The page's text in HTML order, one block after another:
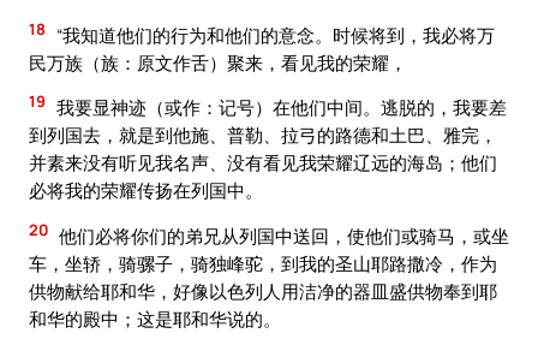
18
“我知道他们的行为和他们的意念。时候将到，我必将万
民万族（族：原文作舌）聚来，看见我的荣耀，
19 我要显神迹（或作：记号）在他们中间。逃脱的，我要差
到列国去，就是到他施、普勒、拉弓的路德和土巴、雅完，
并素来没有听见我名声、没有看见我荣耀辽远的海岛；他们
必将我的荣耀传扬在列国中。
20 他们必将你们的弟兄从列国中送回，使他们或骑马，或坐
车，坐轿，骑骡子，骑独峰驼，到我的圣山耶路撒冷，作为
供物献给耶和华，好像以色列人用洁净的器皿盛供物奉到耶
和华的殿中；这是耶和华说的。